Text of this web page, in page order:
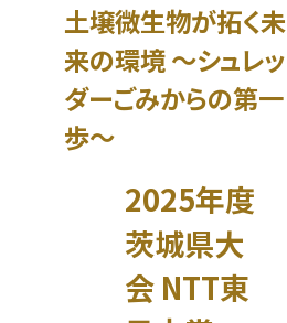
土壌微生物が拓く未
来の環境 〜シュレッ
ダーごみからの第一
歩～
2025年度
茨城県大
会 NTT東